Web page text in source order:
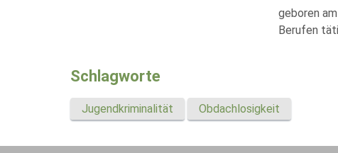
geboren
Berufen
Schlagworte
Jugendkriminalität Obdachlosigkeit